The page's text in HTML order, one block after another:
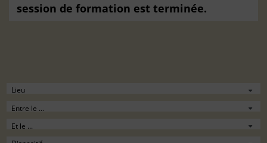
session de formation est terminée.